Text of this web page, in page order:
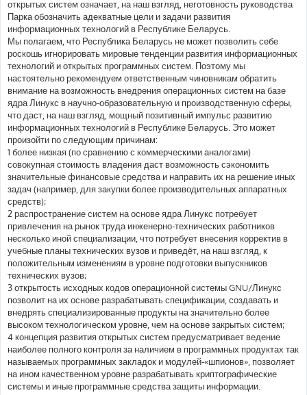
открытых систем означает, на наш взгляд, неготовность руководства
Парка обозначить адекватные цели и задачи развития
информационных технологий в Республике Беларусь.
Мы полагаем, что Республика Беларусь не может позволить себе
роскошь игнорировать мировые тенденции развития информационных
технологий и открытых программных систем. Поэтому мы
настоятельно рекомендуем ответственным чиновникам обратить
внимание на возможность внедрения операционных систем на базе
ядра Линукс в научно-образовательную и производственную сферы,
что даст, на наш взгляд, мощный позитивный импульс развитию
информационных технологий в Республике Беларусь. Это может
произойти по следующим причинам:
1 более низкая (по сравнению с коммерческими аналогами)
совокупная стоимость владения даст возможность сэкономить
значительные финансовые средства и направить их на решение иных
задач (например, для закупки более производительных аппаратных
средств);
2 распространение систем на основе ядра Линукс потребует
привлечения на рынок труда инженерно-технических работников
несколько иной специализации, что потребует внесения корректив в
учебные планы технических вузов и приведёт, на наш взгляд, к
положительным изменениям в уровне подготовки выпускников
технических вузов;
3 открытость исходных кодов операционной системы GNU/Линукс
позволит на их основе разрабатывать спецификации, создавать и
внедрять специализированные продукты на значительно более
высоком технологическом уровне, чем на основе закрытых систем;
4 концепция развития открытых систем предусматривает ведение
наиболее полного контроля за наличием в программных продуктах так
называемых программных закладок и модулей-«шпионов», позволяет
на ином качественном уровне разрабатывать криптографические
системы и иные программные средства защиты информации.